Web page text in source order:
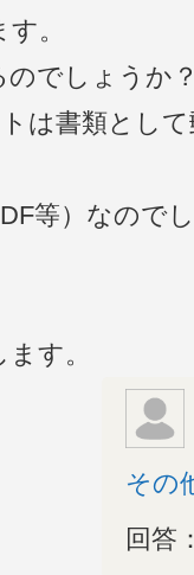
。
のでしょうか
は書類とし
等）なので
す。
その
回答